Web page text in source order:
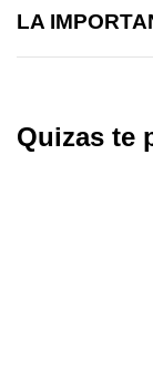
LA
Quizas te